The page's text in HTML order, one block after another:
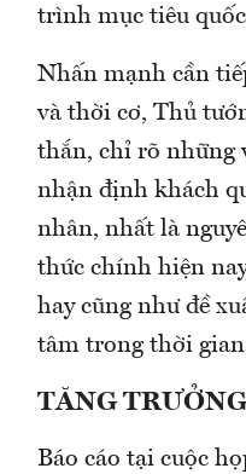
trình mục tiêu
Nhấn mạnh cần
và thời cơ, Thủ
thắn, chỉ rõ những
nhận định khách
nhân, nhất là
thức chính hiện
hay cũng như đề
tâm trong thời
TĂNG
Báo cáo tại cuộc